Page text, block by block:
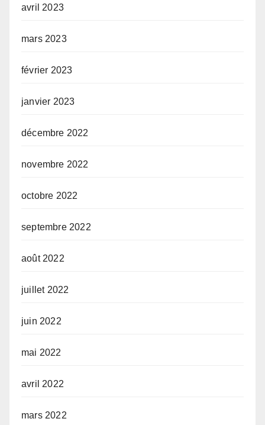
avril 2023
mars 2023
février 2023
janvier 2023
décembre 2022
novembre 2022
octobre 2022
septembre 2022
août 2022
juillet 2022
juin 2022
mai 2022
avril 2022
mars 2022